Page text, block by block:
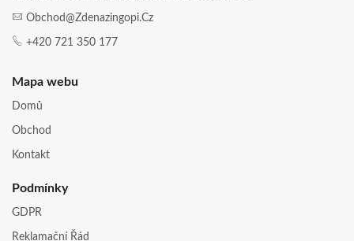
Obchod@zdenazingopi.cz
+420 721 350 177
Mapa webu
Domů
Obchod
Kontakt
Podmínky
GDPR
Reklamační Řád